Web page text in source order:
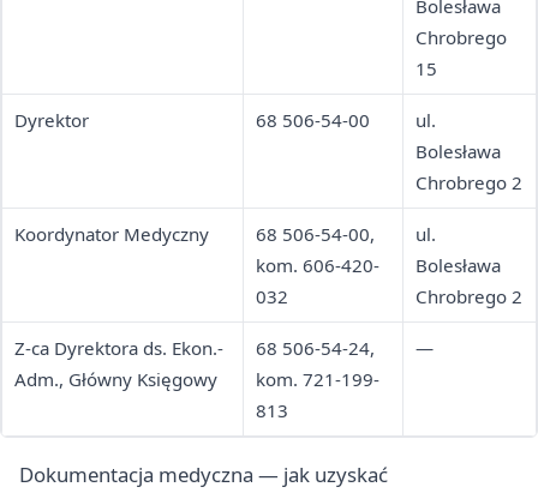
Bolesława
Chrobrego
15
Dyrektor 68 506-54-00
ul.
Bolesława
Chrobrego 2
Koordynator Medyczny
68 506-54-00,
kom. 606-420-
032
ul.
Bolesława
Chrobrego 2
Z-ca Dyrektora ds. Ekon.-
Adm., Główny Księgowy
68 506-54-24,
kom. 721-199-
813
—
Dokumentacja medyczna — jak uzyskać